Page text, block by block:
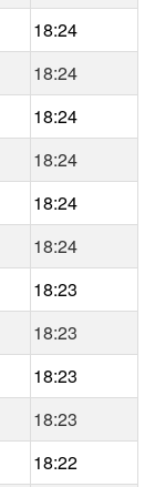
18:24
18:24
18:24
18:24
18:24
18:24
18:23
18:23
18:23
18:23
18:22